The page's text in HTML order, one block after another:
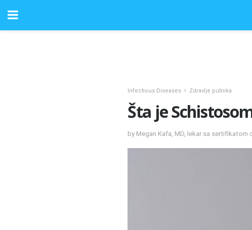
Infectious Diseases Zdravlje putnika
Šta je
by Megan Kafa, MD, lekar sa sertifikatom